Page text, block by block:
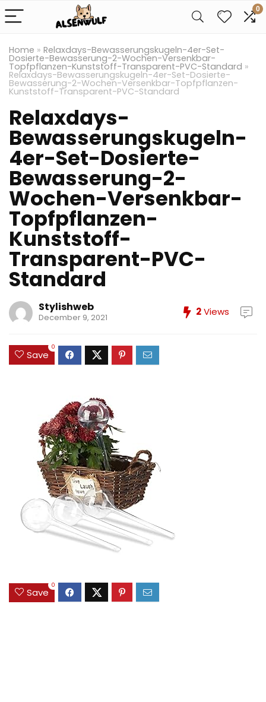
0
Home » Relaxdays-Bewasserungskugeln-4er-Set-
Dosierte-Bewasserung-2-Wochen-Versenkbar-
Topfpflanzen-Kunststoff-Transparent-PVC-Standard »
Relaxdays-Bewasserungskugeln-4er-Set-Dosierte-
Bewasserung-2-Wochen-Versenkbar-Topfpflanzen-
Kunststoff-Transparent-PVC-Standard
Relaxdays-
Bewasserungskugeln-
4er-Set-Dosierte-
Bewasserung-2-
Wochen-Versenkbar-
Topfpflanzen-
Kunststoff-
Transparent-PVC-
Standard
Stylishweb
December 9, 2021 2Views
Save
0
Save
0